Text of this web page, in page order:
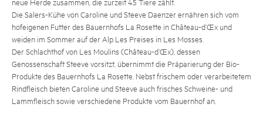
Die Salers-Kühe von Caroline und Steeve Daenzer ernähren sich vom
hofeigenen Futter des Bauernhofs La Rosette in Château-d’Œx und
weiden im Sommer auf der Alp Les Preises in Les Mosses.
Der Schlachthof von Les Moulins (Château-d’Œx), dessen
Genossenschaft Steeve vorsitzt, übernimmt die Präparierung der Bio-
Produkte des Bauernhofs La Rosette. Nebst frischem oder verarbeitetem
Rindfleisch bieten Caroline und Steeve auch frisches Schweine- und
Lammfleisch sowie verschiedene Produkte vom Bauernhof an.